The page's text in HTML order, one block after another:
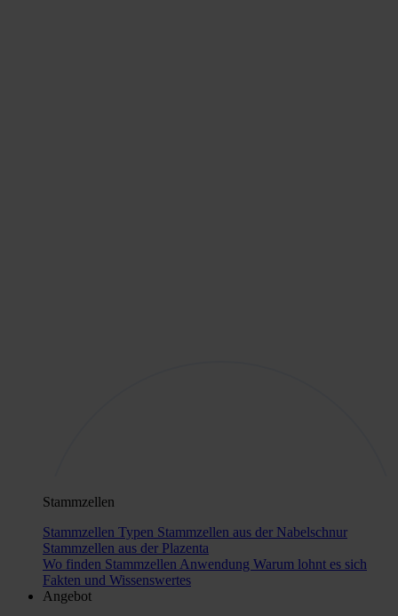
Stammzellen
Stammzellen Typen Stammzellen aus der Nabelschnur
Stammzellen aus der Plazenta
Wo finden Stammzellen Anwendung Warum lohnt es sich
Fakten und Wissenswertes
Angebot